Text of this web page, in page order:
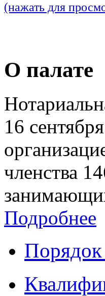
(нажать для
О палате
16
членства
Подробнее
Порядок